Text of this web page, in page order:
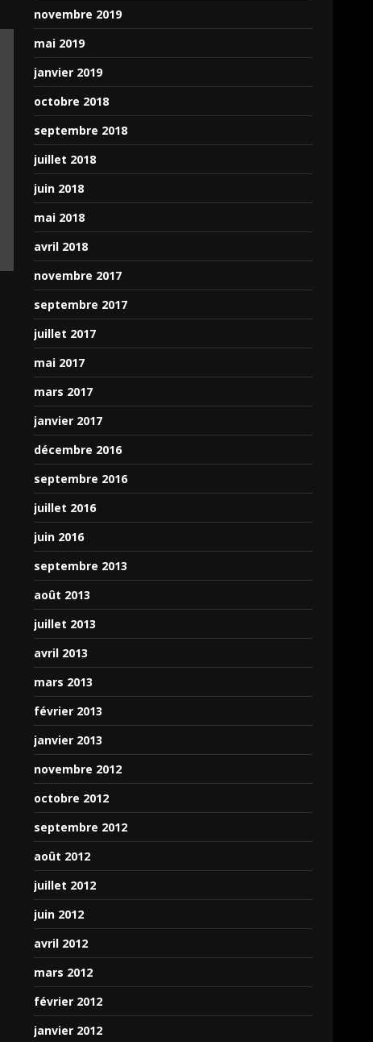
novembre 2019
mai 2019
janvier 2019
octobre 2018
septembre 2018
juillet 2018
juin 2018
mai 2018
avril 2018
novembre 2017
septembre 2017
juillet 2017
mai 2017
mars 2017
janvier 2017
décembre 2016
septembre 2016
juillet 2016
juin 2016
septembre 2013
août 2013
juillet 2013
avril 2013
mars 2013
février 2013
janvier 2013
novembre 2012
octobre 2012
septembre 2012
août 2012
juillet 2012
juin 2012
avril 2012
mars 2012
février 2012
janvier 2012